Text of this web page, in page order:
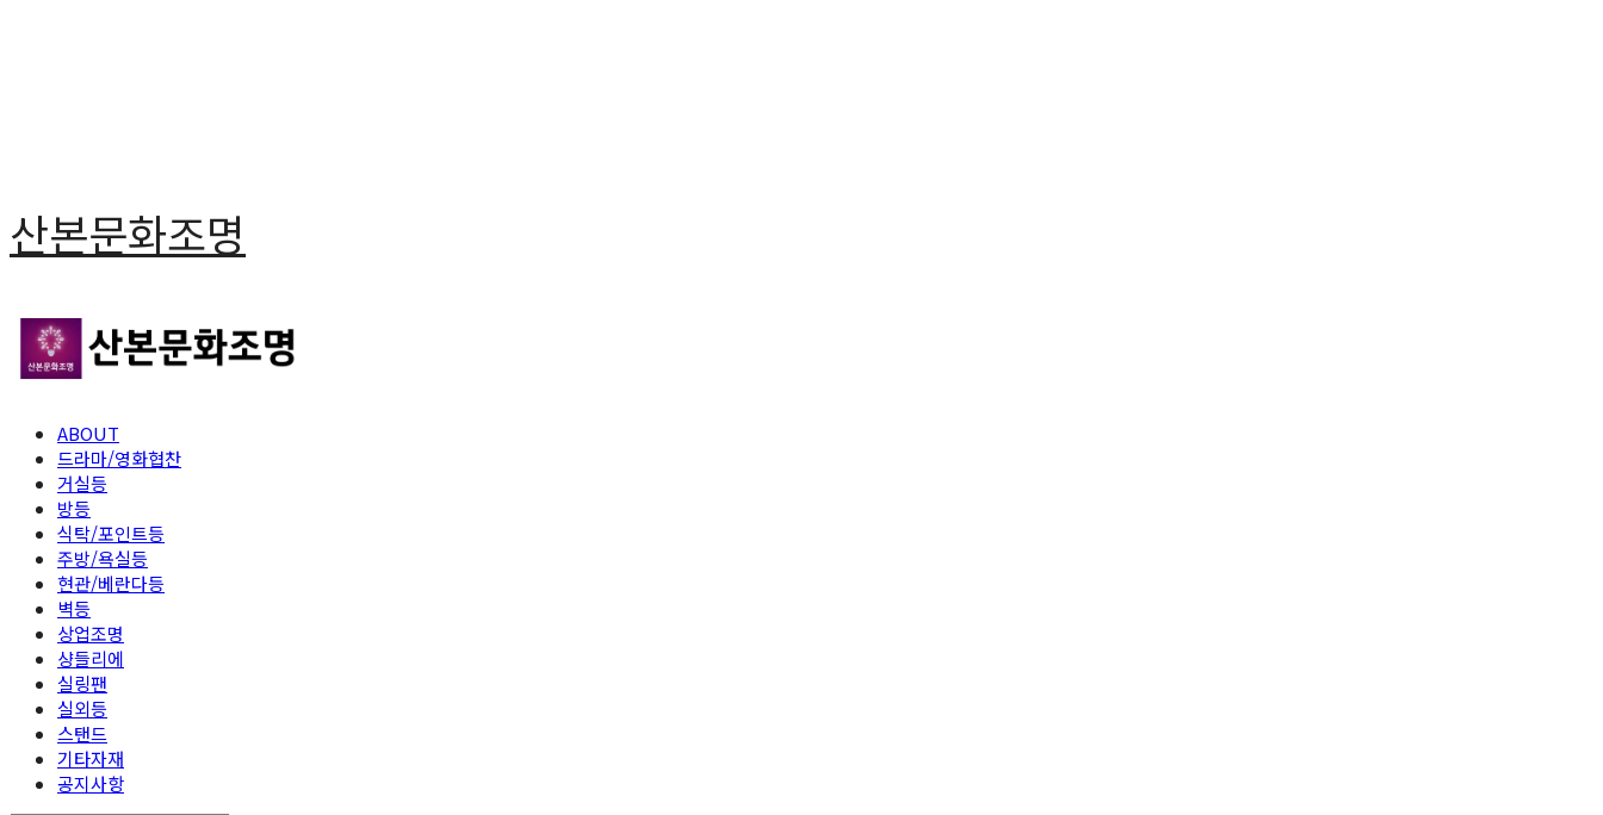
산본문화조명
ABOUT
드라마/영화협찬
거실등
방등
식탁/포인트등
주방/욕실등
현관/베란다등
벽등
상업조명
샹들리에
실링팬
실외등
스탠드
기타자재
공지사항